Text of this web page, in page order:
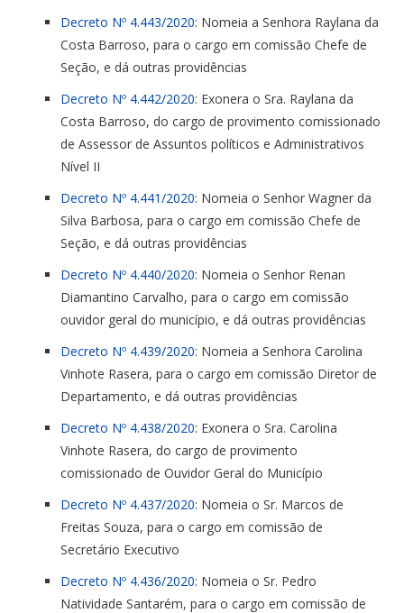
Decreto Nº 4.443/2020: Nomeia a Senhora Raylana da
Costa Barroso, para o cargo em comissão Chefe de
Seção, e dá outras providências
Decreto Nº 4.442/2020: Exonera o Sra. Raylana da
Costa Barroso, do cargo de provimento comissionado
de Assessor de Assuntos políticos e Administrativos
Nível II
Decreto Nº 4.441/2020: Nomeia o Senhor Wagner da
Silva Barbosa, para o cargo em comissão Chefe de
Seção, e dá outras providências
Decreto Nº 4.440/2020: Nomeia o Senhor Renan
Diamantino Carvalho, para o cargo em comissão
ouvidor geral do município, e dá outras providências
Decreto Nº 4.439/2020: Nomeia a Senhora Carolina
Vinhote Rasera, para o cargo em comissão Diretor de
Departamento, e dá outras providências
Decreto Nº 4.438/2020: Exonera o Sra. Carolina
Vinhote Rasera, do cargo de provimento
comissionado de Ouvidor Geral do Município
Decreto Nº 4.437/2020: Nomeia o Sr. Marcos de
Freitas Souza, para o cargo em comissão de
Secretário Executivo
Decreto Nº 4.436/2020: Nomeia o Sr. Pedro
Natividade Santarém, para o cargo em comissão de